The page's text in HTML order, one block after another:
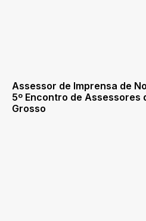
Assessor de Imprensa de
5º Encontro de Assessores
Grosso